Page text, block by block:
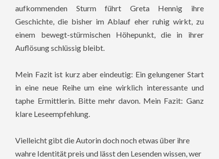
aufkommenden Sturm führt Greta Hennig ihre
Geschichte, die bisher im Ablauf eher ruhig wirkt, zu
einem bewegt-stürmischen Höhepunkt, die in ihrer
Auflösung schlüssig bleibt.
Mein Fazit ist kurz aber eindeutig: Ein gelungener Start
in eine neue Reihe um eine wirklich interessante und
taphe Ermittlerin. Bitte mehr davon. Mein Fazit: Ganz
klare Leseempfehlung.
Vielleicht gibt die Autorin doch noch etwas über ihre
wahre Identität preis und lässt den Lesenden wissen, wer